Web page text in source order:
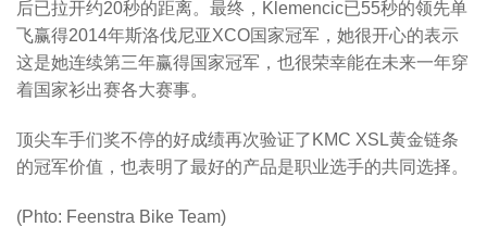
后已拉开约20秒的距离。最终，Klemencic已55秒的领先单
飞赢得2014年斯洛伐尼亚XCO国家冠军，她很开心的表示
这是她连续第三年赢得国家冠军，也很荣幸能在未来一年穿
着国家衫出赛各大赛事。
顶尖车手们奖不停的好成绩再次验证了KMC XSL黄金链条
的冠军价值，也表明了最好的产品是职业选手的共同选择。
(Phto: Feenstra Bike Team)